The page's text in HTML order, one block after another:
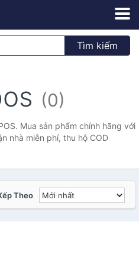
Tìm kiếm
(0)
Mua sản phẩm chính hãng với
nhà miễn phí, thu hộ COD
Theo